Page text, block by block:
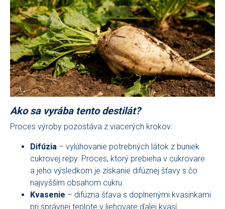
Ako sa vyrába tento destilát?
Proces výroby pozostáva z viacerých krokov:
Difúzia – vylúhovanie potrebných látok z buniek
cukrovej repy. Proces, ktorý prebieha v cukrovare
a jeho výsledkom je získanie difúznej šťavy s čo
najvyšším obsahom cukru.
Kvasenie – difúzna šťava s doplnenými kvasinkami
pri správnej teplote v liehovare ďalej kvasí.